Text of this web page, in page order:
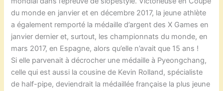
du monde en janvier et en décembre 2017, la jeune athlète
a également remporté la médaille d’argent des X Games en
janvier dernier et, surtout, les championnats du monde, en
mars 2017, en Espagne, alors qu’elle n’avait que 15 ans !
Si elle parvenait à décrocher une médaille à Pyeongchang,
celle qui est aussi la cousine de Kevin Rolland, spécialiste
de half-pipe, deviendrait la médaillée française la plus jeune